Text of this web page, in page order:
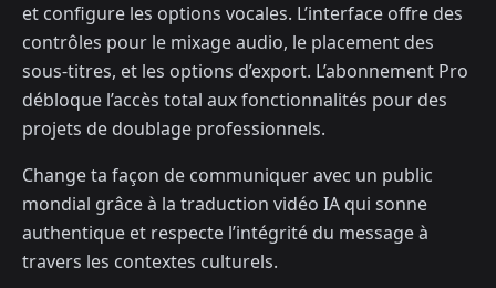
et configure les options vocales. L’interface offre des
contrôles pour le mixage audio, le placement des
sous-titres, et les options d’export. L’abonnement Pro
débloque l’accès total aux fonctionnalités pour des
projets de doublage professionnels.
Change ta façon de communiquer avec un public
mondial grâce à la traduction vidéo IA qui sonne
authentique et respecte l’intégrité du message à
travers les contextes culturels.